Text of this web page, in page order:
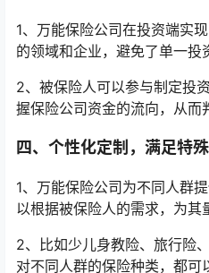
1、万能保险公司在投资端实
的领域和企业，避免了单一投
2、被保险人可以参与制定投
握保险公司资金的流向，从而
四、个性化定制，满足特
1、万能保险公司为不同人群
以根据被保险人的需求，为其
2、比如少儿身教险、旅行险
对不同人群的保险种类，都可